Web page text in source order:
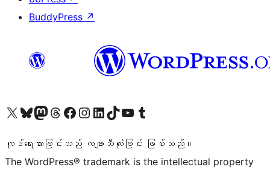
BuddyPress ↗
ကျွန်ုပ်တို့၏ X (ယခင် Twitter) အကောင့်သို့ သွားရောက်ကြည့်ရှုပါကျွန်ုပ်တို့၏ Bluesky အကောင့်သို့ ဝင်ရောက်ကြည့်ရှုရန်
ကျွန်ုပ်တို့၏ Mastodon အကောင့်သို့ သွားရောက်ကြည့်ရှုပါကျွန်ုပ်တို့၏ Threads အကောင့်သို့ ဝင်ရောက်ကြည့်ရှုရန်
ကျွန်ုပ်တို့၏ Facebook စာမျက်နှာသို့ သွားရောက်ကြည့်ရှုပါကျွန်ုပ်တို့၏ Instagram အကောင့်သို့ သွားရောက်ကြည့်ရှုပါ ကျွန်ုပ်တို့၏ LinkedIn အကောင့်သို့ သွားရောက်ကြည့်ရှုပါကျွန်ုပ်တို့၏ TikTok အကောင့်သို့ ဝင်ရောက်ကြည့်ရှုရန်
ကျွန်ုပ်တို့၏ YouTube ချန်နယ်သို့ သွားရောက်ကြည့်ရှုပါ ကျွန်ုပ်တို့၏ Tumblr အကောင့်သို့ ဝင်ရောက်ကြည့်ရှုရန်
ကုဒ်ရေးသားခြင်းသည် ကဗျာသီကုံးခြင်း ဖြစ်သည်။
The WordPress® trademark is the intellectual property